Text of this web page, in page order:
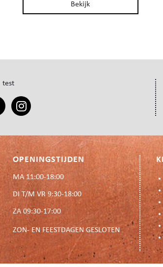
Bekijk
test
OPENINGSTIJDEN
MA 11:00-18:00
DI T/M VR 9:30-18:00
ZA 09:30-17:00
ZON- EN FEESTDAGEN GESLOTEN